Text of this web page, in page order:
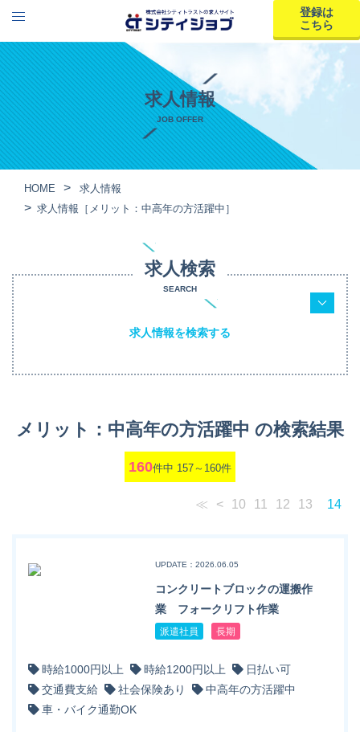
登録は
こちら
求人情報
JOB OFFER
HOME
求人情報
求人情報［メリット：中高年の方活躍中］
求人検索
SEARCH
求人情報を検索する
メリット：中高年の方活躍中 の検索結果
160件中 157～160件
≪ < 10 11 12 13 14
UPDATE：2026.06.05
コンクリートブロックの運搬作
業 フォークリフト作業
派遣社員 長期
時給1000円以上 時給1200円以上
日払い可
交通費支給
社会保険あり
中高年の方活躍中
車・バイク通勤OK